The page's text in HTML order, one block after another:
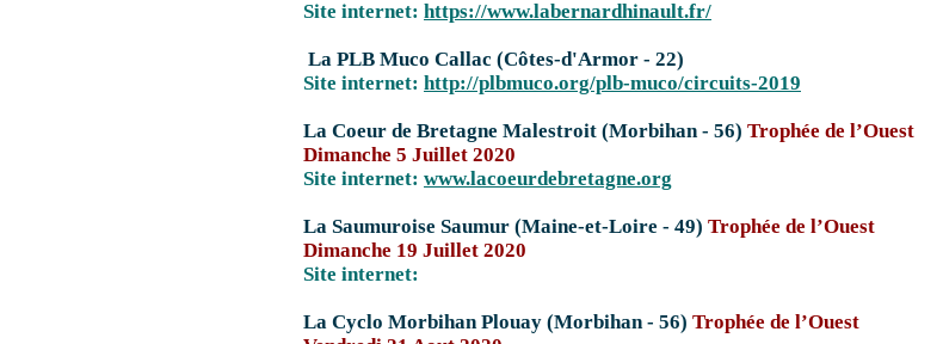
Site internet: https://www.labernardhinault.fr/
La PLB Muco Callac (Côtes-d'Armor - 22)
Site internet: http://plbmuco.org/plb-muco/circuits-2019
La Coeur de Bretagne Malestroit (Morbihan - 56) Trophée de l’Ouest
Dimanche 5 Juillet 2020
Site internet: www.lacoeurdebretagne.org
La Saumuroise Saumur (Maine-et-Loire - 49) Trophée de l’Ouest
Dimanche 19 Juillet 2020
Site internet:
La Cyclo Morbihan Plouay (Morbihan - 56) Trophée de l’Ouest